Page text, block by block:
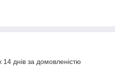
днів за домовленістю